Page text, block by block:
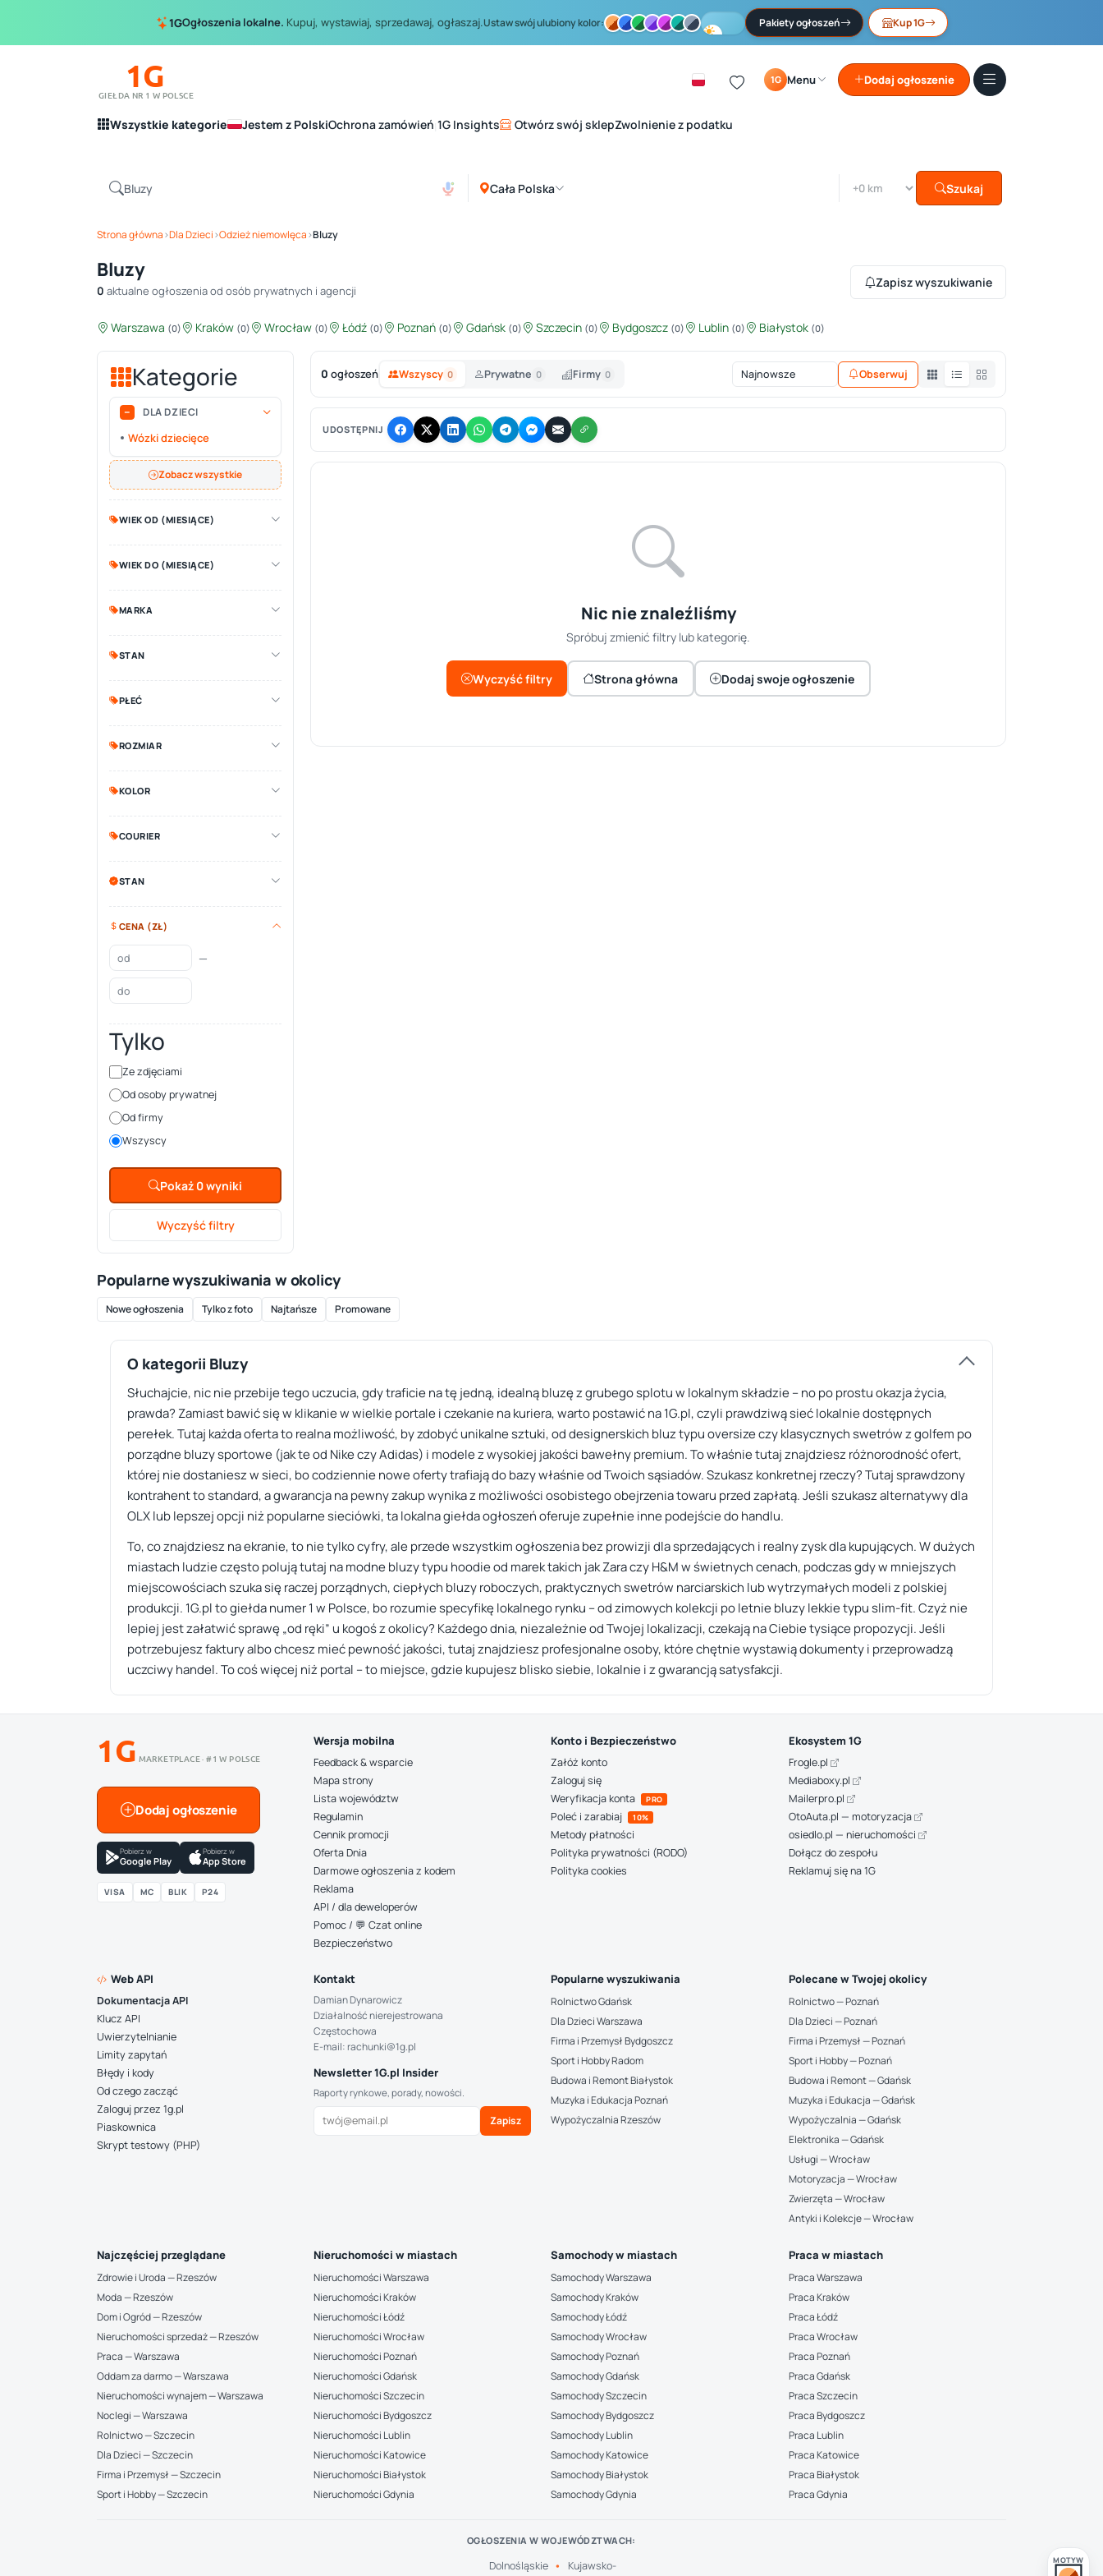
MOTYW
1GOgłoszenia lokalne. Kupuj, wystawiaj, sprzedawaj, ogłaszaj.Ustaw swój ulubiony kolor: Pakiety ogłoszeń Kup 1G
1G
GIEŁDA NR 1 W POLSCE
1G Menu Dodaj ogłoszenie
Wszystkie kategorie Jestem z PolskiOchrona zamówień 1G Insights Otwórz swój sklepZwolnienie z podatku
Cała Polska Szukaj
Strona główna›Dla Dzieci›Odzież niemowlęca›Bluzy
Bluzy
0 aktualne ogłoszenia od osób prywatnych i agencji
Zapisz wyszukiwanie
Warszawa (0) Kraków (0) Wrocław (0) Łódź (0) Poznań (0) Gdańsk (0) Szczecin (0) Bydgoszcz (0) Lublin (0) Białystok (0)
Kategorie
DLA DZIECI
Wózki dziecięce
Zobacz wszystkie
WIEK OD (MIESIĄCE)
WIEK DO (MIESIĄCE)
MARKA
STAN
PŁEĆ
ROZMIAR
KOLOR
COURIER
STAN
CENA (ZŁ)
—
Tylko
Ze zdjęciami
Od osoby prywatnej
Od firmy
Wszyscy
Pokaż 0 wyniki
Wyczyść filtry
0 ogłoszeń Wszyscy 0 Prywatne 0 Firmy 0 Obserwuj
UDOSTĘPNIJ
Nic nie znaleźliśmy
Spróbuj zmienić filtry lub kategorię.
Wyczyść filtry Strona główna Dodaj swoje ogłoszenie
Popularne wyszukiwania w okolicy
Nowe ogłoszenia Tylko z foto Najtańsze Promowane
O kategorii Bluzy
Słuchajcie, nic nie przebije tego uczucia, gdy traficie na tę jedną, idealną bluzę z grubego splotu w lokalnym składzie – no po prostu okazja życia,
prawda? Zamiast bawić się w klikanie w wielkie portale i czekanie na kuriera, warto postawić na 1G.pl, czyli prawdziwą sieć lokalnie dostępnych
perełek. Tutaj każda oferta to realna możliwość, by zdobyć unikalne sztuki, od designerskich bluz typu oversize czy klasycznych swetrów z golfem po
porządne bluzy sportowe (jak te od Nike czy Adidas) i modele z wysokiej jakości bawełny premium. To właśnie tutaj znajdziesz różnorodność ofert,
której nie dostaniesz w sieci, bo codziennie nowe oferty trafiają do bazy właśnie od Twoich sąsiadów. Szukasz konkretnej rzeczy? Tutaj sprawdzony
kontrahent to standard, a gwarancja na pewny zakup wynika z możliwości osobistego obejrzenia towaru przed zapłatą. Jeśli szukasz alternatywy dla
OLX lub lepszej opcji niż popularne sieciówki, ta lokalna giełda ogłoszeń oferuje zupełnie inne podejście do handlu.
To, co znajdziesz na ekranie, to nie tylko cyfry, ale przede wszystkim ogłoszenia bez prowizji dla sprzedających i realny zysk dla kupujących. W dużych
miastach ludzie często polują tutaj na modne bluzy typu hoodie od marek takich jak Zara czy H&M w świetnych cenach, podczas gdy w mniejszych
miejscowościach szuka się raczej porządnych, ciepłych bluzy roboczych, praktycznych swetrów narciarskich lub wytrzymałych modeli z polskiej
produkcji. 1G.pl to giełda numer 1 w Polsce, bo rozumie specyfikę lokalnego rynku – od zimowych kolekcji po letnie bluzy lekkie typu slim-fit. Czyż nie
lepiej jest załatwić sprawę „od ręki” u kogoś z okolicy? Każdego dnia, niezależnie od Twojej lokalizacji, czekają na Ciebie tysiące propozycji. Jeśli
potrzebujesz faktury albo chcesz mieć pewność jakości, tutaj znajdziesz profesjonalne osoby, które chętnie wystawią dokumenty i przeprowadzą
uczciwy handel. To coś więcej niż portal – to miejsce, gdzie kupujesz blisko siebie, lokalnie i z gwarancją satysfakcji.
1G MARKETPLACE · #1 W POLSCE
Dodaj ogłoszenie
Pobierz w
Google Play
Pobierz w
App Store
VISA MC BLIK P24
Wersja mobilna
Feedback & wsparcie
Mapa strony
Lista województw
Regulamin
Cennik promocji
Oferta Dnia
Darmowe ogłoszenia z kodem
Reklama
API / dla deweloperów
Pomoc / 💬 Czat online
Bezpieczeństwo
Konto i Bezpieczeństwo
Załóż konto
Zaloguj się
Weryfikacja konta
PRO
Poleć i zarabiaj 10%
Metody płatności
Polityka prywatności (RODO)
Polityka cookies
Ekosystem 1G
Frogle.pl
Mediaboxy.pl
Mailerpro.pl
OtoAuta.pl — motoryzacja
osiedlo.pl — nieruchomości
Dołącz do zespołu
Reklamuj się na 1G
Web API
Dokumentacja API
Klucz API
Uwierzytelnianie
Limity zapytań
Błędy i kody
Od czego zacząć
Zaloguj przez 1g.pl
Piaskownica
Skrypt testowy (PHP)
Kontakt
Damian Dynarowicz
Działalność nierejestrowana
Częstochowa
E-mail: rachunki@1g.pl
Newsletter 1G.pl Insider
Raporty rynkowe, porady, nowości.
Zapisz
Popularne wyszukiwania
Rolnictwo Gdańsk
Dla Dzieci Warszawa
Firma i Przemysł Bydgoszcz
Sport i Hobby Radom
Budowa i Remont Białystok
Muzyka i Edukacja Poznań
Wypożyczalnia Rzeszów
Polecane w Twojej okolicy
Rolnictwo — Poznań
Dla Dzieci — Poznań
Firma i Przemysł — Poznań
Sport i Hobby — Poznań
Budowa i Remont — Gdańsk
Muzyka i Edukacja — Gdańsk
Wypożyczalnia — Gdańsk
Elektronika — Gdańsk
Usługi — Wrocław
Motoryzacja — Wrocław
Zwierzęta — Wrocław
Antyki i Kolekcje — Wrocław
Najczęściej przeglądane
Zdrowie i Uroda — Rzeszów
Moda — Rzeszów
Dom i Ogród — Rzeszów
Nieruchomości sprzedaż — Rzeszów
Praca — Warszawa
Oddam za darmo — Warszawa
Nieruchomości wynajem — Warszawa
Noclegi — Warszawa
Rolnictwo — Szczecin
Dla Dzieci — Szczecin
Firma i Przemysł — Szczecin
Sport i Hobby — Szczecin
Nieruchomości w miastach
Nieruchomości Warszawa
Nieruchomości Kraków
Nieruchomości Łódź
Nieruchomości Wrocław
Nieruchomości Poznań
Nieruchomości Gdańsk
Nieruchomości Szczecin
Nieruchomości Bydgoszcz
Nieruchomości Lublin
Nieruchomości Katowice
Nieruchomości Białystok
Nieruchomości Gdynia
Samochody w miastach
Samochody Warszawa
Samochody Kraków
Samochody Łódź
Samochody Wrocław
Samochody Poznań
Samochody Gdańsk
Samochody Szczecin
Samochody Bydgoszcz
Samochody Lublin
Samochody Katowice
Samochody Białystok
Samochody Gdynia
Praca w miastach
Praca Warszawa
Praca Kraków
Praca Łódź
Praca Wrocław
Praca Poznań
Praca Gdańsk
Praca Szczecin
Praca Bydgoszcz
Praca Lublin
Praca Katowice
Praca Białystok
Praca Gdynia
OGŁOSZENIA W WOJEWÓDZTWACH:
Dolnośląskie Kujawsko-